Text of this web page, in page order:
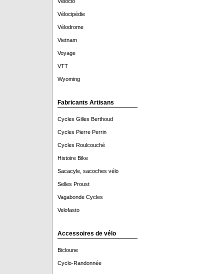
Vélocipédie
Vélodrome
Vietnam
Voyage
VTT
Wyoming
Fabricants Artisans
Cycles Gilles Berthoud
Cycles Pierre Perrin
Cycles Roulcouché
Histoire Bike
Sacacyle, sacoches vélo
Selles Proust
Vagabonde Cycles
Velofasto
Accessoires de vélo
Bicloune
Cyclo-Randonnée